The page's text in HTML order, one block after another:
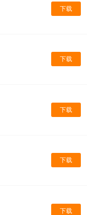
下载
下载
下载
下载
下载